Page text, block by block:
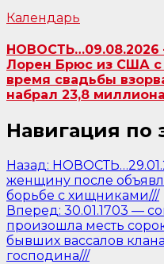
Календарь
Лорен Брюс из США
время свадьбы
набрал 23,8
Навигация по
Назад:
женщину после
борьбе с хищниками///
Вперед: 30.01.1703 —
произошла месть
бывших вассалов
господина///